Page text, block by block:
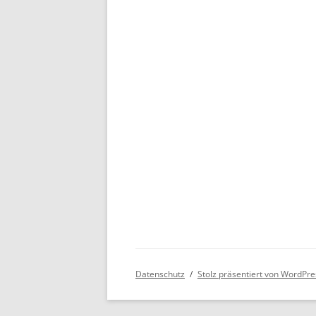
Datenschutz Stolz präsentiert von